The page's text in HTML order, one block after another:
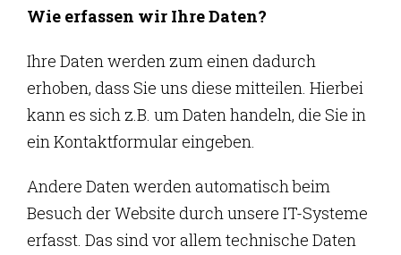
Wie erfassen wir Ihre Daten?
Ihre Daten werden zum einen dadurch
erhoben, dass Sie uns diese mitteilen. Hierbei
kann es sich z.B. um Daten handeln, die Sie in
ein Kontaktformular eingeben.
Andere Daten werden automatisch beim
Besuch der Website durch unsere IT-Systeme
erfasst. Das sind vor allem technische Daten